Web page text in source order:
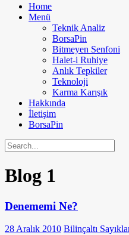
Home
Menü
Teknik Analiz
BorsaPin
Bitmeyen Senfoni
Halet-i Ruhiye
Anlık Tepkiler
Teknoloji
Karma Karışık
Hakkında
İletişim
BorsaPin
Blog 1
Denememi Ne?
28 Aralık 2010 Bilinçaltı